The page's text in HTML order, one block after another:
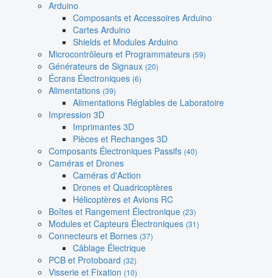
Arduino
Composants et Accessoires Arduino
Cartes Arduino
Shields et Modules Arduino
Microcontrôleurs et Programmateurs (59)
Générateurs de Signaux (20)
Écrans Électroniques (6)
Alimentations (39)
Alimentations Réglables de Laboratoire
Impression 3D
Imprimantes 3D
Pièces et Rechanges 3D
Composants Électroniques Passifs (40)
Caméras et Drones
Caméras d'Action
Drones et Quadricoptères
Hélicoptères et Avions RC
Boîtes et Rangement Électronique (23)
Modules et Capteurs Électroniques (31)
Connecteurs et Bornes (37)
Câblage Électrique
PCB et Protoboard (32)
Visserie et Fixation (10)